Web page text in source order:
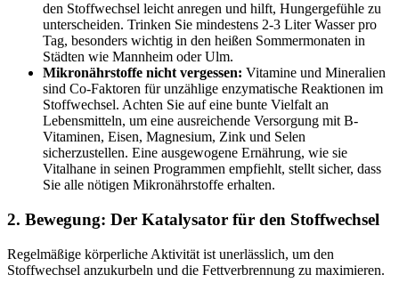
den Stoffwechsel leicht anregen und hilft, Hungergefühle zu
unterscheiden. Trinken Sie mindestens 2-3 Liter Wasser pro
Tag, besonders wichtig in den heißen Sommermonaten in
Städten wie Mannheim oder Ulm.
Mikronährstoffe nicht vergessen: Vitamine und Mineralien
sind Co-Faktoren für unzählige enzymatische Reaktionen im
Stoffwechsel. Achten Sie auf eine bunte Vielfalt an
Lebensmitteln, um eine ausreichende Versorgung mit B-
Vitaminen, Eisen, Magnesium, Zink und Selen
sicherzustellen. Eine ausgewogene Ernährung, wie sie
Vitalhane in seinen Programmen empfiehlt, stellt sicher, dass
Sie alle nötigen Mikronährstoffe erhalten.
2. Bewegung: Der Katalysator für den Stoffwechsel
Regelmäßige körperliche Aktivität ist unerlässlich, um den
Stoffwechsel anzukurbeln und die Fettverbrennung zu maximieren.